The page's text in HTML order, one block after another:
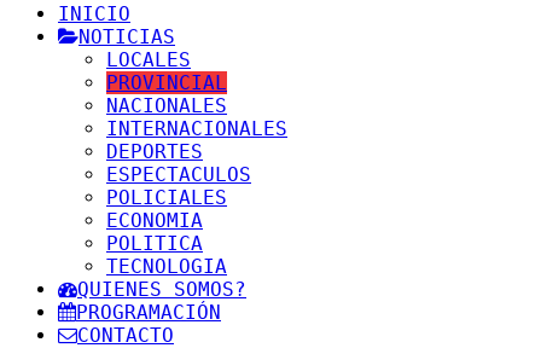
INICIO
NOTICIAS
LOCALES
PROVINCIAL
NACIONALES
INTERNACIONALES
DEPORTES
ESPECTACULOS
POLICIALES
ECONOMIA
POLITICA
TECNOLOGIA
QUIENES SOMOS?
PROGRAMACIÓN
CONTACTO